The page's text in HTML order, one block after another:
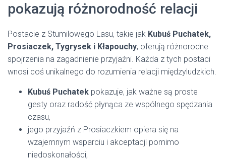
pokazują różnorodność relacji
Postacie z Stumilowego Lasu, takie jak Kubuś Puchatek,
Prosiaczek, Tygrysek i Kłapouchy, oferują różnorodne
spojrzenia na zagadnienie przyjaźni. Każda z tych postaci
wnosi coś unikalnego do rozumienia relacji międzyludzkich.
Kubuś Puchatek pokazuje, jak ważne są proste
gesty oraz radość płynąca ze wspólnego spędzania
czasu,
jego przyjaźń z Prosiaczkiem opiera się na
wzajemnym wsparciu i akceptacji pomimo
niedoskonałości,